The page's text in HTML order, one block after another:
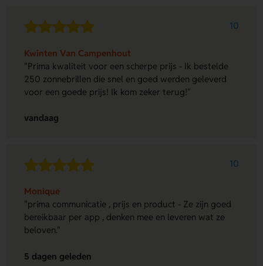
10
Kwinten Van Campenhout
"Prima kwaliteit voor een scherpe prijs - Ik bestelde
250 zonnebrillen die snel en goed werden geleverd
voor een goede prijs! Ik kom zeker terug!"
vandaag
10
Monique
"prima communicatie , prijs en product - Ze zijn goed
bereikbaar per app , denken mee en leveren wat ze
beloven."
5 dagen geleden